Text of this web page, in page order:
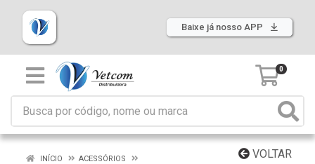
Baixe já nosso APP
0
VOLTAR
INÍCIO
ACESSÓRIOS